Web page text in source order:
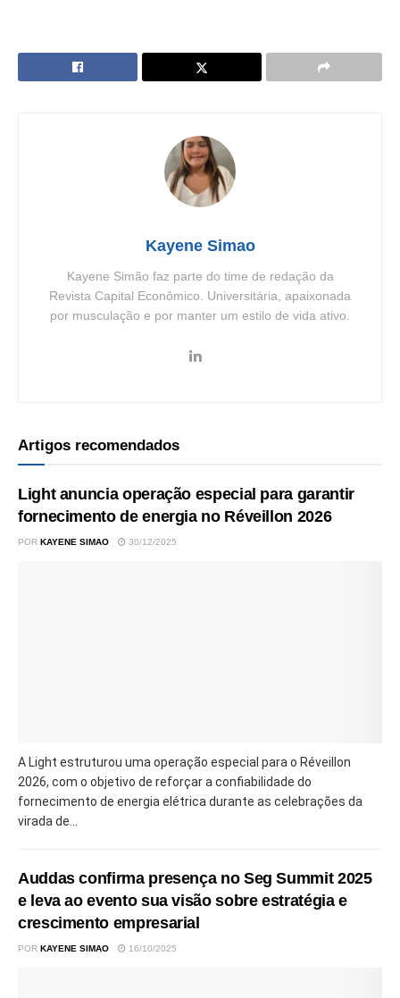
Kayene Simao
Kayene Simão faz parte do time de redação da
Revista Capital Econômico. Universitária, apaixonada
por musculação e por manter um estilo de vida ativo.
Artigos recomendados
Light anuncia operação especial para garantir
fornecimento de energia no Réveillon 2026
POR KAYENE SIMAO 30/12/2025
A Light estruturou uma operação especial para o Réveillon
2026, com o objetivo de reforçar a confiabilidade do
fornecimento de energia elétrica durante as celebrações da
virada de...
Auddas confirma presença no Seg Summit 2025
e leva ao evento sua visão sobre estratégia e
crescimento empresarial
POR KAYENE SIMAO 16/10/2025